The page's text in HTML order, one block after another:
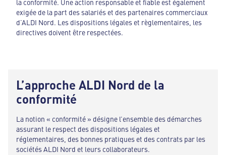
la conformité. Une action responsable et fiable est également
exigée de la part des salariés et des partenaires commerciaux
d’ALDI Nord. Les dispositions légales et règlementaires, les
directives doivent être respectées.
L’approche ALDI Nord de la
conformité
La notion « conformité » désigne l’ensemble des démarches
assurant le respect des dispositions légales et
réglementaires, des bonnes pratiques et des contrats par les
sociétés ALDI Nord et leurs collaborateurs.